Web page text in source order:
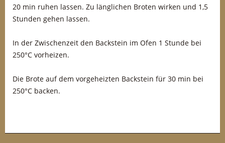
20 min ruhen lassen. Zu länglichen Broten wirken und 1,5
Stunden gehen lassen.
In der Zwischenzeit den Backstein im Ofen 1 Stunde bei
250°C vorheizen.
Die Brote auf dem vorgeheizten Backstein für 30 min bei
250°C backen.